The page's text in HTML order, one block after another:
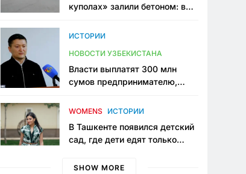
куполах» залили бетоном: в
одно общественное
ИСТОРИИ
НОВОСТИ УЗБЕКИСТАНА
Власти выплатят 300 млн
сумов предпринимателю,
тюрьме по незаконному
WOMENS ИСТОРИИ
В Ташкенте появился детский
сад, где дети едят только
мама, которая устала просить
SHOW MORE